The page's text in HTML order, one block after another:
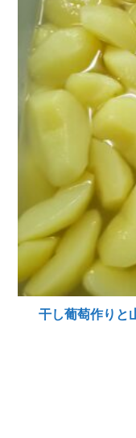
干し葡萄作りと